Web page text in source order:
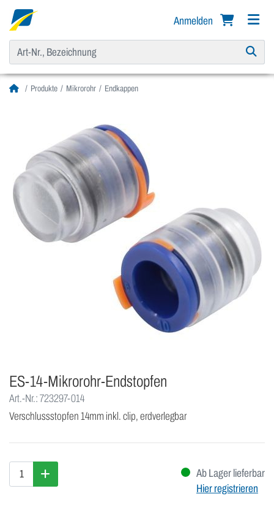
Anmelden
Produkte Mikrorohr Endkappen
ES-14-Mikrorohr-Endstopfen
Art.-Nr.: 723297-014
Verschlussstopfen 14mm inkl. clip, erdverlegbar
Ab Lager lieferbar
Hier registrieren